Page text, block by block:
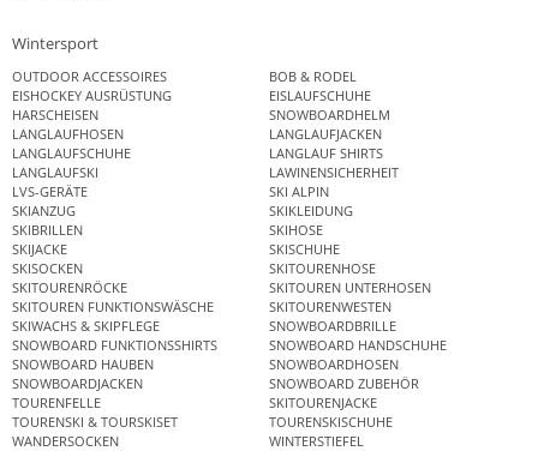
Wintersport
OUTDOOR ACCESSOIRES
BOB & RODEL
EISHOCKEY AUSRÜSTUNG
EISLAUFSCHUHE
HARSCHEISEN
SNOWBOARDHELM
LANGLAUFHOSEN
LANGLAUFJACKEN
LANGLAUFSCHUHE
LANGLAUF SHIRTS
LANGLAUFSKI
LAWINENSICHERHEIT
LVS-GERÄTE
SKI ALPIN
SKIANZUG
SKIKLEIDUNG
SKIBRILLEN
SKIHOSE
SKIJACKE
SKISCHUHE
SKISOCKEN
SKITOURENHOSE
SKITOURENRÖCKE
SKITOUREN UNTERHOSEN
SKITOUREN FUNKTIONSWÄSCHE
SKITOURENWESTEN
SKIWACHS & SKIPFLEGE
SNOWBOARDBRILLE
SNOWBOARD FUNKTIONSSHIRTS
SNOWBOARD HANDSCHUHE
SNOWBOARD HAUBEN
SNOWBOARDHOSEN
SNOWBOARDJACKEN
SNOWBOARD ZUBEHÖR
TOURENFELLE
SKITOURENJACKE
TOURENSKI & TOURSKISET
TOURENSKISCHUHE
WANDERSOCKEN
WINTERSTIEFEL